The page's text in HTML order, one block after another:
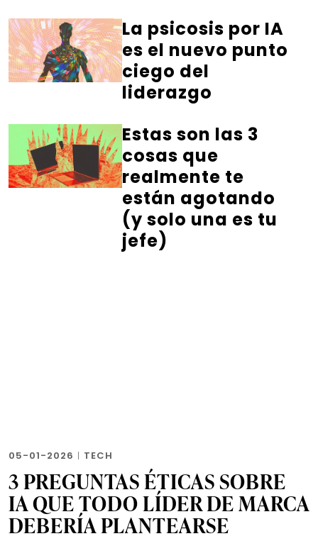
La psicosis por IA
es el nuevo punto
ciego del
liderazgo
Estas son las 3
cosas que
realmente te
están agotando
(y solo una es tu
jefe)
05-01-2026 | TECH
3 PREGUNTAS ÉTICAS SOBRE
IA QUE TODO LÍDER DE MARCA
DEBERÍA PLANTEARSE